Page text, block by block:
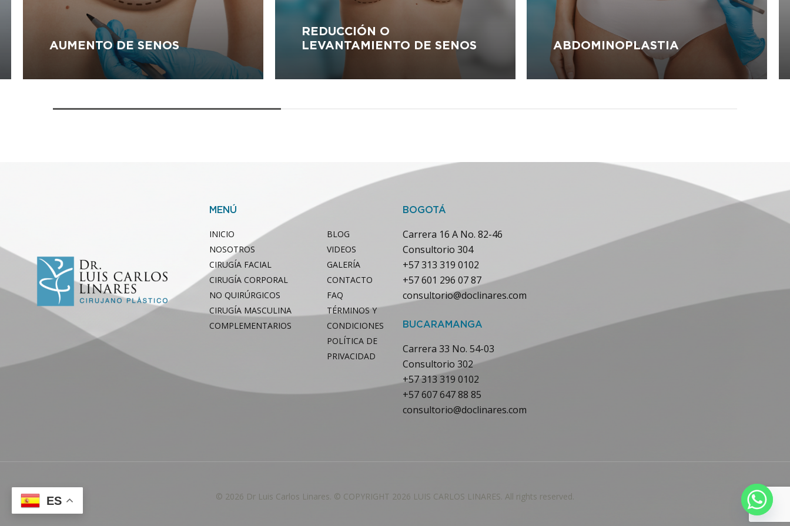
AUMENTO DE SENOS
REDUCCIÓN O
LEVANTAMIENTO DE SENOS
ABDOMINOPLASTIA
MENÚ
INICIO
NOSOTROS
CIRUGÍA FACIAL
CIRUGÍA CORPORAL
NO QUIRÚRGICOS
CIRUGÍA MASCULINA
COMPLEMENTARIOS
BLOG
VIDEOS
GALERÍA
CONTACTO
FAQ
TÉRMINOS Y
CONDICIONES
POLÍTICA DE
PRIVACIDAD
BOGOTÁ
Carrera 16 A No. 82-46
Consultorio 304
+57 313 319 0102
+57 601 296 07 87
consultorio@doclinares.com
BUCARAMANGA
Carrera 33 No. 54-03
Consultorio 302
+57 313 319 0102
+57 607 647 88 85
consultorio@doclinares.com
© 2026 Dr Luis Carlos Linares. © COPYRIGHT 2026 LUIS CARLOS LINARES. All rights reserved.
ES